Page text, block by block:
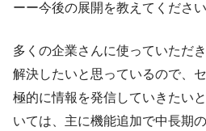
ーー今後の展開を教えてください
多くの企業さんに使っていただ
解決したいと思っているので、
極的に情報を発信していきたい
いては、主に機能追加で中長期